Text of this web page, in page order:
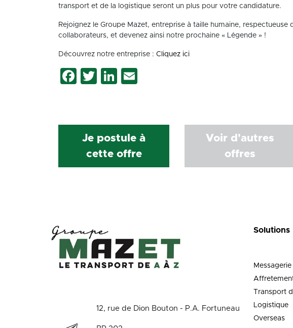
transport et de la logistique seront un plus pour votre candidature.
Rejoignez le Groupe Mazet, entreprise à taille humaine, respectueuse
collaborateurs, et devenez ainsi notre prochaine « Légende » !
Découvrez notre entreprise : Cliquez ici
Je postule à
cette offre
Voir d'autres
offres
12, rue de Dion Bouton - P.A. Fortuneau
Solutions
Messagerie
Transport
Logistique
Overseas